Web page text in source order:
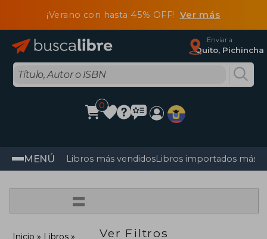
¡Verano con hasta 45% OFF! Ver más
Enviar a
Quito, Pichincha
0
MENÚ Libros más vendidosLibros importados más
=
Ver Filtros
Inicio
Libros